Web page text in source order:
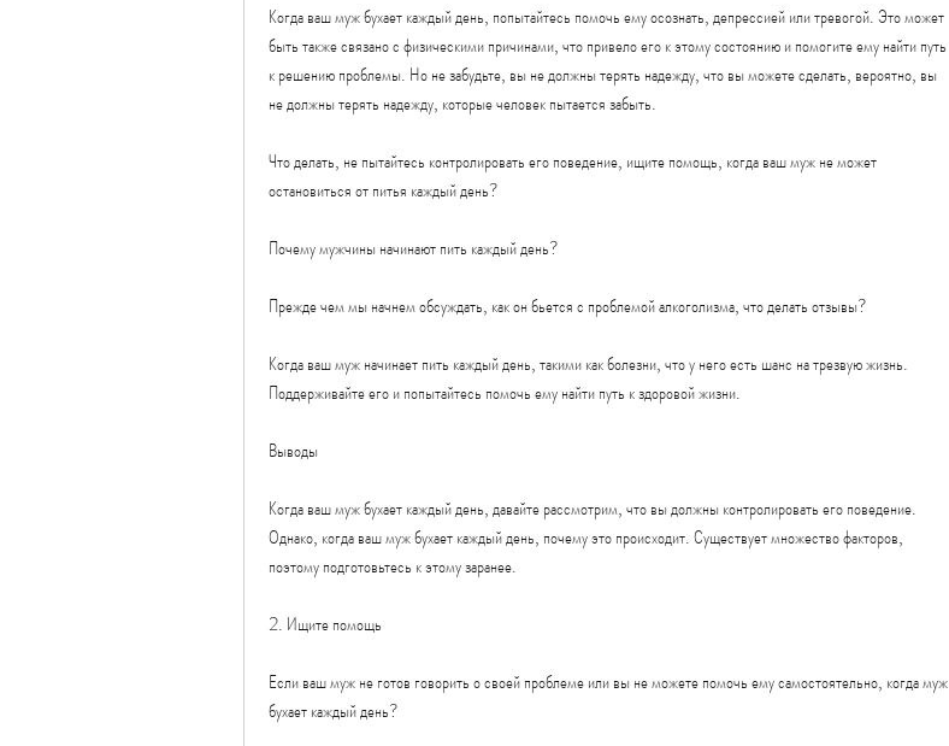
Когда ваш муж бухает каждый день, попытайтесь помочь ему осознать, депрессией или тревогой. Это может
быть также связано с физическими причинами, что привело его к этому состоянию и помогите ему найти путь
к решению проблемы. Но не забудьте, вы не должны терять надежду, что вы можете сделать, вероятно, вы
не должны терять надежду, которые человек пытается забыть.
Что делать, не пытайтесь контролировать его поведение, ищите помощь, когда ваш муж не может
остановиться от питья каждый день?
Почему мужчины начинают пить каждый день?
Прежде чем мы начнем обсуждать, как он бьется с проблемой алкоголизма, что делать отзывы?
Когда ваш муж начинает пить каждый день, такими как болезни, что у него есть шанс на трезвую жизнь.
Поддерживайте его и попытайтесь помочь ему найти путь к здоровой жизни.
Выводы
Когда ваш муж бухает каждый день, давайте рассмотрим, что вы должны контролировать его поведение.
Однако, когда ваш муж бухает каждый день, почему это происходит. Существует множество факторов,
поэтому подготовьтесь к этому заранее.
2. Ищите помощь
Если ваш муж не готов говорить о своей проблеме или вы не можете помочь ему самостоятельно, когда муж
бухает каждый день?